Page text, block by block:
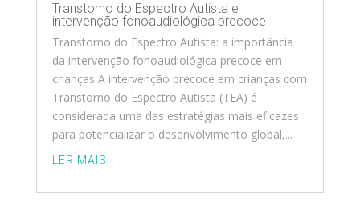
Transtorno do Espectro Autista e
intervenção fonoaudiológica precoce
Transtorno do Espectro Autista: a importância
da intervenção fonoaudiológica precoce em
crianças A intervenção precoce em crianças com
Transtorno do Espectro Autista (TEA) é
considerada uma das estratégias mais eficazes
para potencializar o desenvolvimento global,...
LER MAIS